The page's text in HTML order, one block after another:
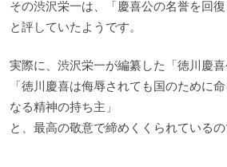
その渋沢栄一は、「慶喜公の名誉を回復
と評していたようです。
実際に、渋沢栄一が編纂した「徳川慶喜
「徳川慶喜は侮辱されても国のために
なる精神の持ち主」
と、最高の敬意で締めくくられているの